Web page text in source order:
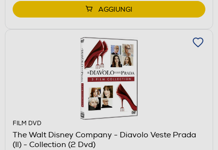
AGGIUNGI
FILM DVD
The Walt Disney Company - Diavolo Veste Prada
(Il) - Collection (2 Dvd)